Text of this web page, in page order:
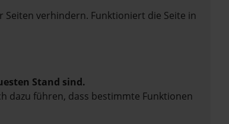
verhindern. Funktioniert die Seite in
Stand sind.
dazu führen, dass bestimmte Funktionen